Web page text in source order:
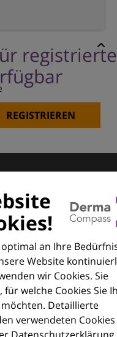
registrierte
REGISTRIEREN
an Ihre
Website
wir Cookies. Sie
welche Cookies Sie
Detaillierte
verwendeten Cookies
in der
Dermatology